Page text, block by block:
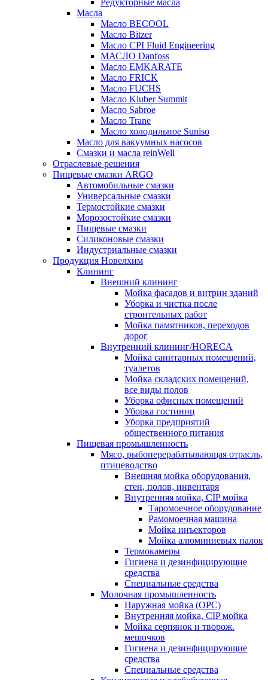
Редукторные масла
Масла
Масло BECOOL
Масло Bitzer
Масло CPI Fluid Engineering
МАСЛО Danfoss
Масло EMKARATE
Масло FRICK
Масло FUCHS
Масло Kluber Summit
Масло Sabroe
Масло Trane
Масло холодильное Suniso
Масло для вакуумных насосов
Смазки и масла reinWell
Отраслевые решения
Пищевые смазки ARGO
Автомобильные смазки
Универсальные смазки
Термостойкие смазки
Морозостойкие смазки
Пищевые смазки
Силиконовые смазки
Индустриальные смазки
Продукция Новелхим
Клининг
Внешний клининг
Мойка фасадов и витрин зданий
Уборка и чистка после
строительных работ
Мойка памятников, переходов
дорог
Внутренний клининг/HORECA
Мойка санитарных помещений,
туалетов
Мойка складских помещений,
все виды полов
Уборка офисных помещений
Уборка гостиниц
Уборка предприятий
общественного питания
Пищевая промышленность
Мясо, рыбоперерабатывающая отрасль,
птицеводство
Внешняя мойка оборудования,
стен, полов, инвентаря
Внутренняя мойка, CIP мойка
Таромоечное оборудование
Рамомоечная машина
Мойка инъекторов
Мойка алюминиевых палок
Термокамеры
Гигиена и дезинфицирующие
средства
Специальные средства
Молочная промышленность
Наружная мойка (ОРС)
Внутренняя мойка, CIP мойка
Мойка серпянок и творож.
мешочков
Гигиена и дезинфицирующие
средства
Специальные средства